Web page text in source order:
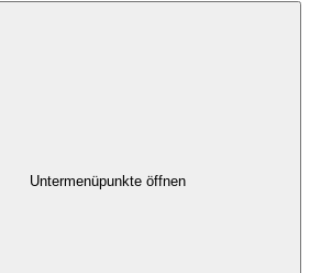
Untermenüpunkte öffnen